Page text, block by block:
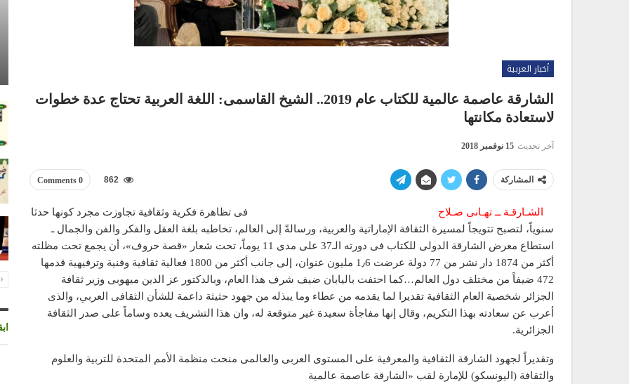
أخبار العربية
الشارقة عاصمة عالمية للكتاب عام 2019.. الشيخ القاسمى: اللغة العربية تحتاج عدة خطوات
لاستعادة مكانتها
آخر تحديث 15 نوفمبر 2018
المشاركة 0 Comments 862
الشـارقـة ــ تهـانى صـلاح
فى تظاهرة فكرية وثقافية تجاوزت مجرد كونها حدثا
سنوياً، لتصبح تتويجاً لمسيرة الثقافة الإماراتية والعربية، ورسالةً إلى العالم، تخاطبه بلغة العقل والفكر والفن والجمال ـ
استطاع معرض الشارقة الدولى للكتاب فى دورته الـ37 على مدى 11 يوماً، تحت شعار «قصة حروف»، أن يجمع تحت مظلته
أكثر من 1874 دار نشر من 77 دولة عرضت 1٫6 مليون عنوان، إلى جانب أكثر من 1800 فعالية ثقافية وفنية وترفيهية قدمها
472 ضيفاً من مختلف دول العالم…كما احتفت باليابان ضيف شرف هذا العام، وبالدكتور عز الدين ميهوبى وزير ثقافة
الجزائر شخصية العام الثقافية تقديرا لما يقدمه من عطاء وما يبذله من جهود حثيثة داعمة للشأن الثقافى العربي، والذى
أعرب عن سعادته بهذا التكريم، وقال إنها مفاجأة سعيدة غير متوقعة له، وان هذا التشريف يعده وساماً على صدر الثقافة
الجزائرية.
وتقديراً لجهود الشارقة الثقافية والمعرفية على المستوى العربى والعالمى منحت منظمة الأمم المتحدة للتربية والعلوم
والثقافة (اليونسكو) للإمارة لقب «الشارقة عاصمة عالمية